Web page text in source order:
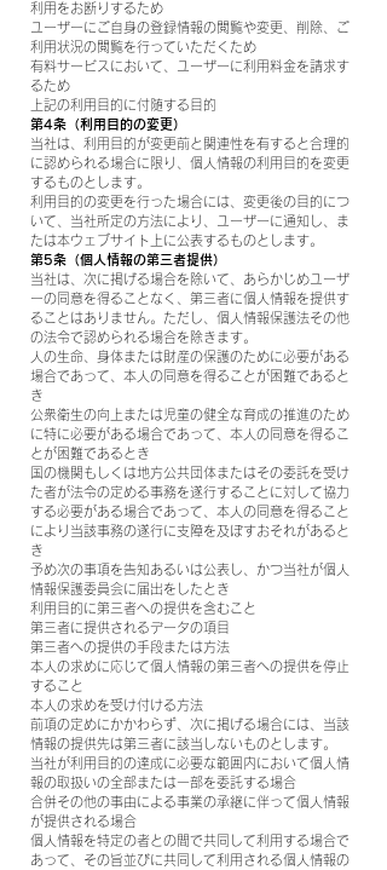
利用をお断りするため
ユーザーにご自身の登録情報の閲覧や変更、削除、ご
利用状況の閲覧を行っていただくため
有料サービスにおいて、ユーザーに利用料金を請求す
るため
上記の利用目的に付随する目的
第4条（利用目的の変更）
当社は、利用目的が変更前と関連性を有すると合理的
に認められる場合に限り、個人情報の利用目的を変更
するものとします。
利用目的の変更を行った場合には、変更後の目的につ
いて、当社所定の方法により、ユーザーに通知し、ま
たは本ウェブサイト上に公表するものとします。
第5条（個人情報の第三者提供）
当社は、次に掲げる場合を除いて、あらかじめユーザ
ーの同意を得ることなく、第三者に個人情報を提供す
ることはありません。ただし、個人情報保護法その他
の法令で認められる場合を除きます。
人の生命、身体または財産の保護のために必要がある
場合であって、本人の同意を得ることが困難であると
き
公衆衛生の向上または児童の健全な育成の推進のため
に特に必要がある場合であって、本人の同意を得るこ
とが困難であるとき
国の機関もしくは地方公共団体またはその委託を受け
た者が法令の定める事務を遂行することに対して協力
する必要がある場合であって、本人の同意を得ること
により当該事務の遂行に支障を及ぼすおそれがあると
き
予め次の事項を告知あるいは公表し、かつ当社が個人
情報保護委員会に届出をしたとき
利用目的に第三者への提供を含むこと
第三者に提供されるデータの項目
第三者への提供の手段または方法
本人の求めに応じて個人情報の第三者への提供を停止
すること
本人の求めを受け付ける方法
前項の定めにかかわらず、次に掲げる場合には、当該
情報の提供先は第三者に該当しないものとします。
当社が利用目的の達成に必要な範囲内において個人情
報の取扱いの全部または一部を委託する場合
合併その他の事由による事業の承継に伴って個人情報
が提供される場合
個人情報を特定の者との間で共同して利用する場合で
あって、その旨並びに共同して利用される個人情報の